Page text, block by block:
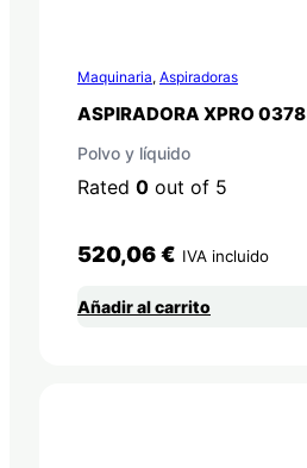
Maquinaria, Aspiradoras
ASPIRADORA XPRO 0378
Polvo y líquido
Rated 0 out of 5
520,06€ IVA incluido
Añadir al carrito